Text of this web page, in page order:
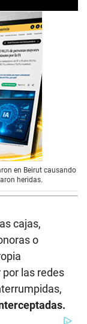
en Beirut causando
heridas.
cajas,
o
las redes